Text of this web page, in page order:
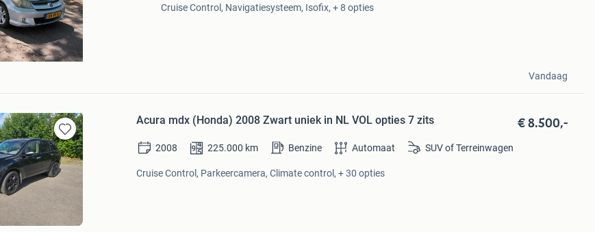
Cruise Control, Navigatiesysteem, Isofix, + 8 opties
Vandaag
Bewaren
in
Mijn
Favorieten
Acura mdx (Honda) 2008 Zwart uniek in NL VOL opties 7 zits € 8.500,-
2008 225.000 km Benzine Automaat SUV of Terreinwagen
Cruise Control, Parkeercamera, Climate control, + 30 opties